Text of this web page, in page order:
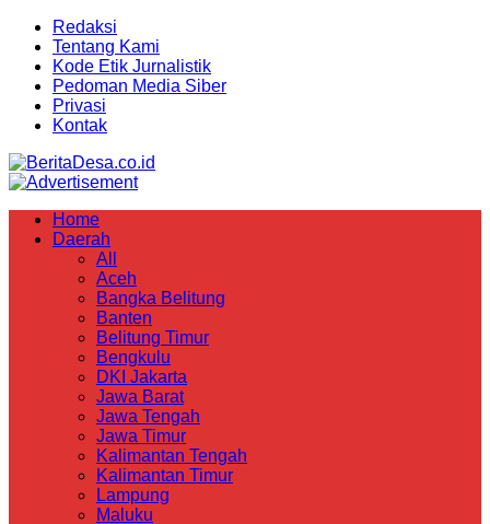
Redaksi
Tentang Kami
Kode Etik Jurnalistik
Pedoman Media Siber
Privasi
Kontak
Home
Daerah
All
Aceh
Bangka Belitung
Banten
Belitung Timur
Bengkulu
DKI Jakarta
Jawa Barat
Jawa Tengah
Jawa Timur
Kalimantan Tengah
Kalimantan Timur
Lampung
Maluku